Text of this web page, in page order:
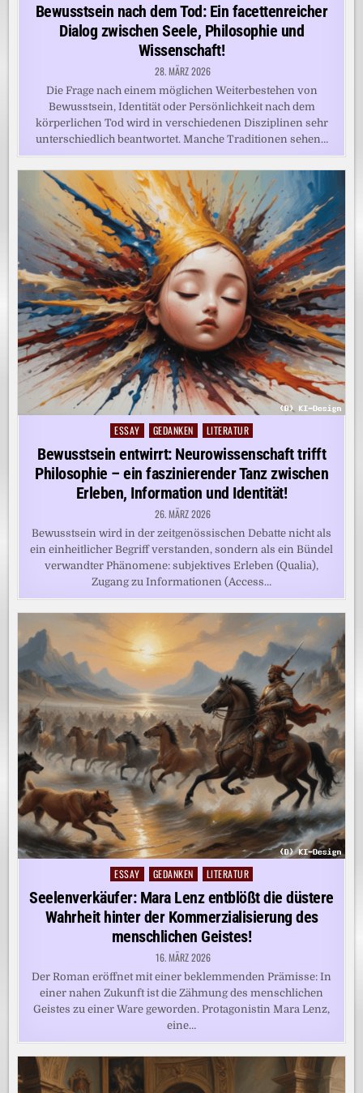
Bewusstsein nach dem Tod: Ein facettenreicher
Dialog zwischen Seele, Philosophie und
Wissenschaft!
28. MÄRZ 2026
Die Frage nach einem möglichen Weiterbestehen von
Bewusstsein, Identität oder Persönlichkeit nach dem
körperlichen Tod wird in verschiedenen Disziplinen sehr
unterschiedlich beantwortet. Manche Traditionen sehen…
Posted
ESSAY GEDANKEN LITERATUR
Bewusstsein entwirrt: Neurowissenschaft trifft
Philosophie – ein faszinierender Tanz zwischen
Erleben, Information und Identität!
26. MÄRZ 2026
Bewusstsein wird in der zeitgenössischen Debatte nicht als
ein einheitlicher Begriff verstanden, sondern als ein Bündel
verwandter Phänomene: subjektives Erleben (Qualia),
Zugang zu Informationen (Access…
Posted
in
ESSAY GEDANKEN LITERATUR
Seelenverkäufer: Mara Lenz entblößt die düstere
Wahrheit hinter der Kommerzialisierung des
menschlichen Geistes!
16. MÄRZ 2026
Der Roman eröffnet mit einer beklemmenden Prämisse: In
einer nahen Zukunft ist die Zähmung des menschlichen
Geistes zu einer Ware geworden. Protagonistin Mara Lenz,
eine…